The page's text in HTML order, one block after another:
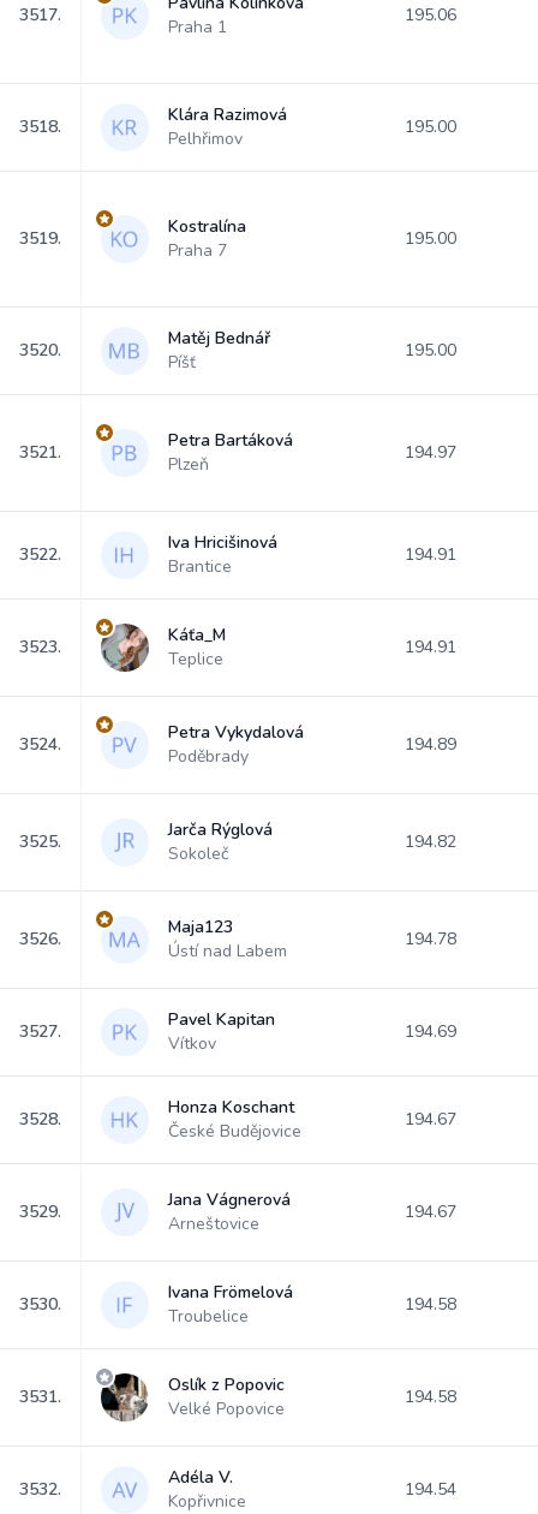
3517.
Praha 1
195.06
3518.
Klára Razimová
Pelhřimov
195.00
3519.
Kostralína
Praha 7
195.00
3520.
Matěj Bednář
Píšť
195.00
3521.
Petra Bartáková
Plzeň
194.97
3522.
Iva Hricišinová
Brantice
194.91
3523.
Káťa_M
Teplice
194.91
3524.
Petra Vykydalová
Poděbrady
194.89
3525.
Jarča Rýglová
Sokoleč
194.82
3526.
Maja123
Ústí nad Labem
194.78
3527.
Pavel Kapitan
Vítkov
194.69
3528.
Honza Koschant
České Budějovice
194.67
3529.
Jana Vágnerová
Arneštovice
194.67
3530.
Ivana Frömelová
Troubelice
194.58
3531.
Oslík z Popovic
Velké Popovice
194.58
3532.
Adéla V.
Kopřivnice
194.54